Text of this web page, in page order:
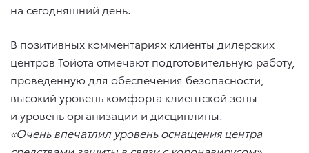
на сегодняшний день.
В позитивных комментариях клиенты дилерских
центров Тойота отмечают подготовительную работу,
проведенную для обеспечения безопасности,
высокий уровень комфорта клиентской зоны
и уровень организации и дисциплины.
«Очень впечатлил уровень оснащения центра